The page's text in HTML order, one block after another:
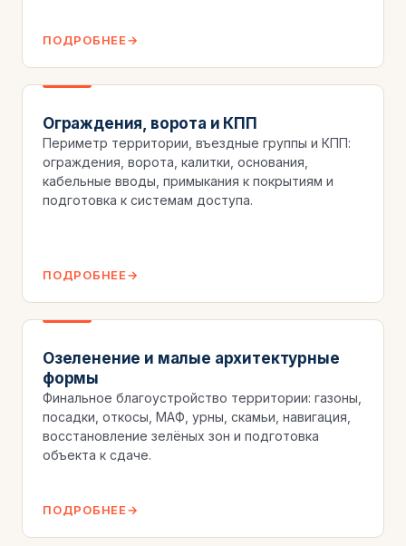
ПОДРОБНЕЕ
Ограждения, ворота и КПП
Периметр территории, въездные группы и КПП:
ограждения, ворота, калитки, основания,
кабельные вводы, примыкания к покрытиям и
подготовка к системам доступа.
ПОДРОБНЕЕ
Озеленение и малые архитектурные
формы
Финальное благоустройство территории: газоны,
посадки, откосы, МАФ, урны, скамьи, навигация,
восстановление зелёных зон и подготовка
объекта к сдаче.
ПОДРОБНЕЕ